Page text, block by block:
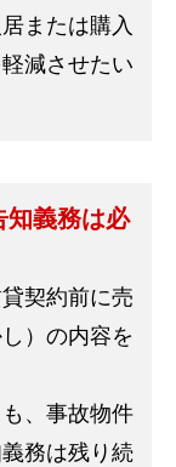
または購入
減させたい
知義務は必
契約前に売
）の内容を
、事故物件
務は残り続